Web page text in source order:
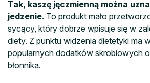
Tak, kaszę jęczmienną można
jedzenie. To produkt mało
sycący, który dobrze wpisuje się w
diety. Z punktu widzenia dietetyki ma
popularnych dodatków skrobiowych
błonnika.